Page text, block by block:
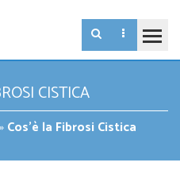
CISTICA
»Cos’è la Fibrosi Cistica